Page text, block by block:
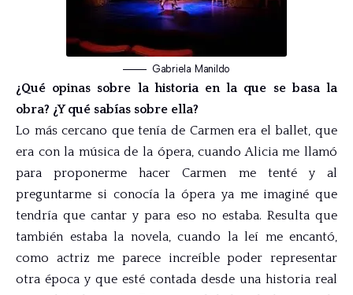
Gabriela Manildo
¿Qué opinas sobre la historia en la que se basa la
obra? ¿Y qué sabías sobre ella?
Lo más cercano que tenía de Carmen era el ballet, que
era con la música de la ópera, cuando Alicia me llamó
para proponerme hacer Carmen me tenté y al
preguntarme si conocía la ópera ya me imaginé que
tendría que cantar y para eso no estaba. Resulta que
también estaba la novela, cuando la leí me encantó,
como actriz me parece increíble poder representar
otra época y que esté contada desde una historia real